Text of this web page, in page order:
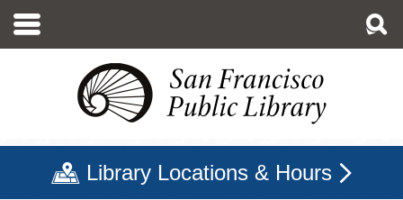
至
Library Locations & Hours